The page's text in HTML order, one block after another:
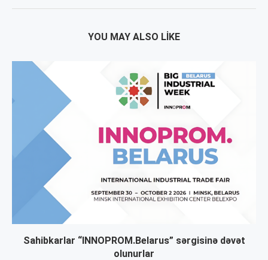
YOU MAY ALSO LIKE
Sahibkarlar “INNOPROM.Belarus” sərgisinə dəvət
olunurlar